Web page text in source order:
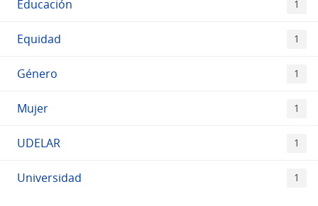
Educación 1
Equidad 1
Género 1
Mujer 1
UDELAR 1
Universidad 1